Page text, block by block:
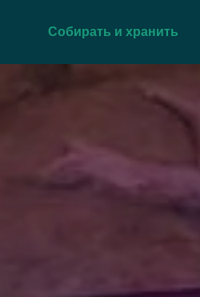
Собирать и хранить